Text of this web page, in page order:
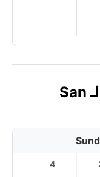
توقعات الطقس لكل ساعة لـ San
4